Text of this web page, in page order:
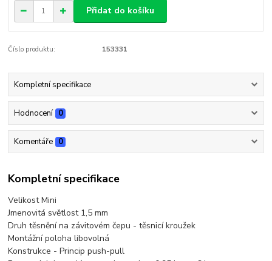
Přidat do košíku
Číslo produktu: 153331
Kompletní specifikace
Hodnocení 0
Komentáře 0
Kompletní specifikace
Velikost Mini
Jmenovitá světlost 1,5 mm
Druh těsnění na závitovém čepu - těsnicí kroužek
Montážní poloha libovolná
Konstrukce - Princip push-pull